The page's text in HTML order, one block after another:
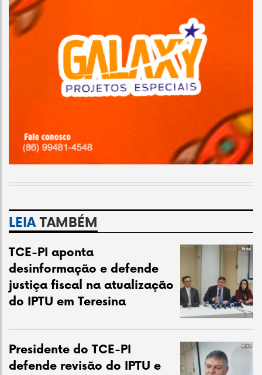
LEIATAMBÉM
TCE-PI aponta
desinformação e defende
justiça fiscal na atualização
do IPTU em Teresina
Presidente do TCE-PI
defende revisão do IPTU e